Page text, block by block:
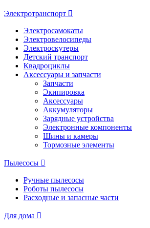
Электротранспорт
Электросамокаты
Электровелосипеды
Электроскутеры
Детский транспорт
Квадроциклы
Аксессуары и запчасти
Запчасти
Экипировка
Аксессуары
Аккумуляторы
Зарядные устройства
Электронные компоненты
Шины и камеры
Тормозные элементы
Пылесосы
Ручные пылесосы
Роботы пылесосы
Расходные и запасные части
Для дома